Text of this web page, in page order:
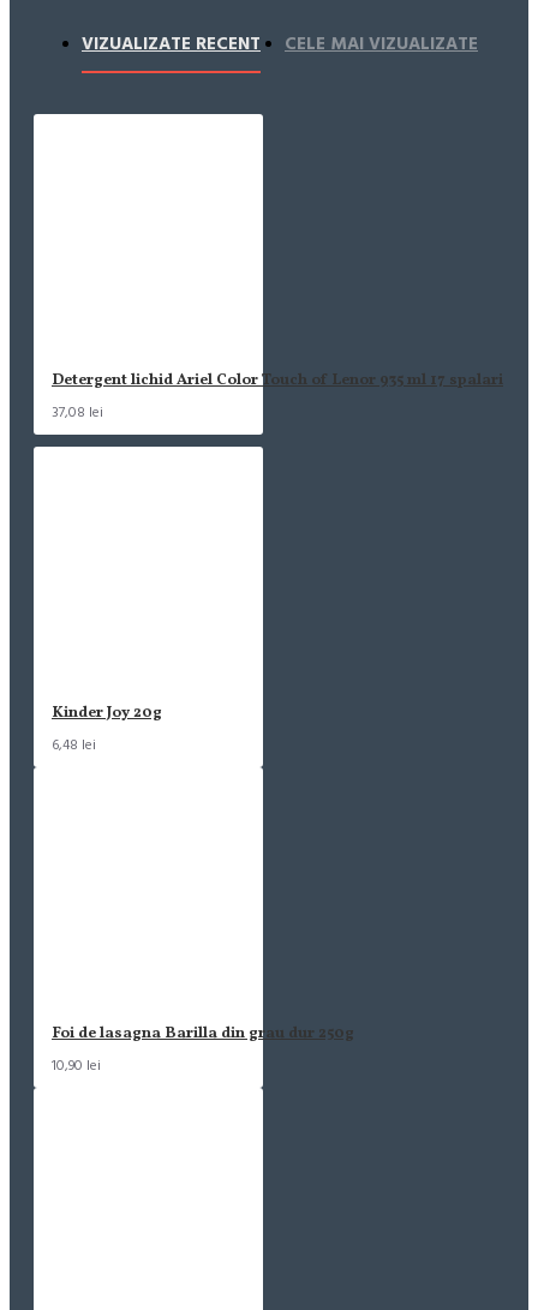
VIZUALIZATE RECENT CELE MAI VIZUALIZATE
Detergent lichid Ariel Color Touch of Lenor 935 ml 17 spalari
37,08 lei
Kinder Joy 20g
6,48 lei
Foi de lasagna Barilla din grau dur 250g
10,90 lei